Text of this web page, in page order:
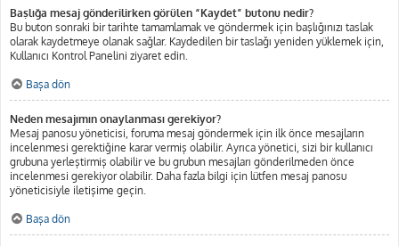
Başlığa mesaj gönderilirken görülen “Kaydet” butonu nedir?
Bu buton sonraki bir tarihte tamamlamak ve göndermek için başlığınızı taslak
olarak kaydetmeye olanak sağlar. Kaydedilen bir taslağı yeniden yüklemek için,
Kullanıcı Kontrol Panelini ziyaret edin.
Başa dön
Neden mesajımın onaylanması gerekiyor?
Mesaj panosu yöneticisi, foruma mesaj göndermek için ilk önce mesajların
incelenmesi gerektiğine karar vermiş olabilir. Ayrıca yönetici, sizi bir kullanıcı
grubuna yerleştirmiş olabilir ve bu grubun mesajları gönderilmeden önce
incelenmesi gerekiyor olabilir. Daha fazla bilgi için lütfen mesaj panosu
yöneticisiyle iletişime geçin.
Başa dön